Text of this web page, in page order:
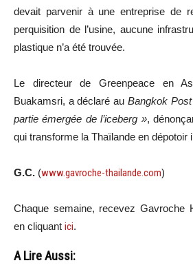
devait parvenir à une entreprise de
perquisition de l’usine, aucune
plastique n’a été trouvée.
Le directeur de Greenpeace en
Buakamsri, a déclaré au Bangkok Post
partie émergée de l’iceberg »,
qui transforme la Thaïlande en dépotoir
G.C. (www.gavroche-thailande.com)
Chaque semaine, recevez Gavroche
en cliquant ici.
A Lire Aussi: